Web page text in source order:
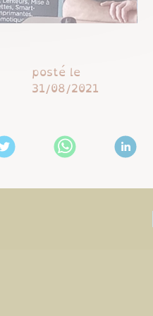
posté le
31/08/2021